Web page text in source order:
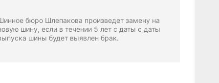
бюро Шлепакова произведет замену на
шину, если в течении 5 лет с даты с даты
шины будет выявлен брак.